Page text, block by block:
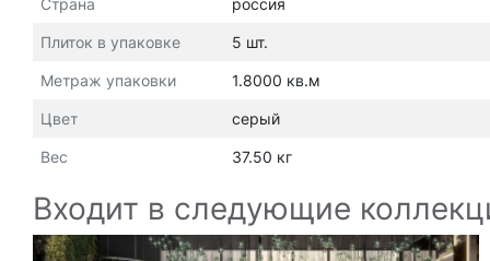
Страна россия
Плиток в упаковке 5 шт.
Метраж упаковки 1.8000 кв.м
Цвет серый
Вес 37.50 кг
Входит в следующие